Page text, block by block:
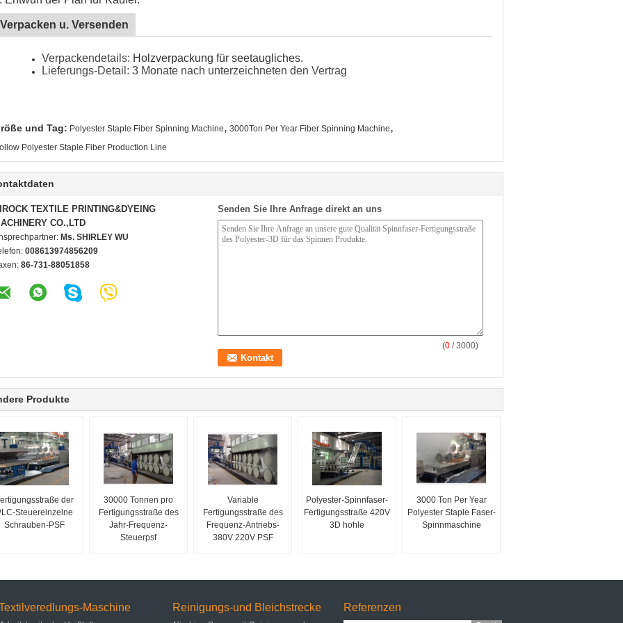
Verpacken u. Versenden
Verpackendetails: Holzverpackung für seetaugliches.
Lieferungs-Detail: 3 Monate nach unterzeichneten den Vertrag
und Tag: Polyester Staple Fiber Spinning Machine, 3000Ton Per Year Fiber Spinning Machine,
Polyester Staple Fiber Production Line
TEXTILE PRINTING&DYEING
CO.,LTD
Ms. SHIRLEY WU
008613974856209
86-731-88051858
Senden Sie Ihre Anfrage direkt an uns
(0 / 3000)
Produkte
der
Steuereinzelne
Schrauben-PSF
30000 Tonnen pro
Fertigungsstraße des
Jahr-Frequenz-
Steuerpsf
Variable
Fertigungsstraße des
Frequenz-Antriebs-
380V 220V PSF
Polyester-Spinnfaser-
Fertigungsstraße 420V
3D hohle
3000 Ton Per Year
Polyester Staple Faser-
Spinnmaschine
Maschine Reinigungs-und Bleichstrecke Referenzen